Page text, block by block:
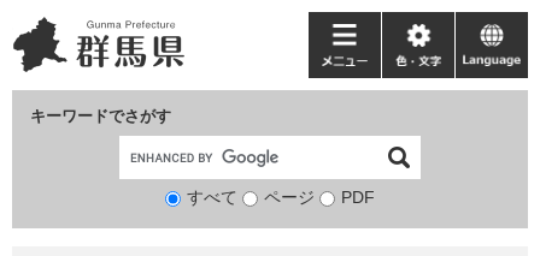
ー
ジ
ニ
ュ
て
キーワードでさがす
検
すべて ページ PDF
メ
ニ
ー
色・
文
language